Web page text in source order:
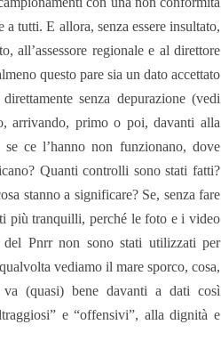
tutti. E allora, senza essere insultato,
all’assessore regionale e al direttore
questo pare sia un dato accettato
senza depurazione (vedi
arrivando, primo o poi, davanti alla
ce l’hanno non funzionano, dove
Quanti controlli sono stati fatti?
stanno a significare? Se, senza fare
più tranquilli, perché le foto e i video
Pnrr non sono stati utilizzati per
vediamo il mare sporco, cosa,
(quasi) bene davanti a dati così
e “offensivi”, alla dignità e